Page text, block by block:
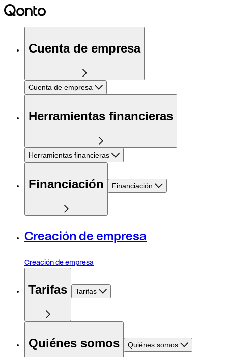
Cuenta de empresa
Cuenta de empresa
Herramientas financieras
Herramientas financieras
Financiación Financiación
Creación de empresa
Creación de empresa
Tarifas Tarifas
Quiénes somos Quiénes somos